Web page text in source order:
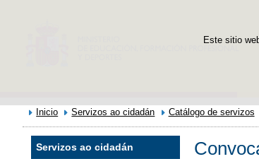
Este sitio
Inicio Servizos ao cidadán Catálogo de servizos
Servizos ao cidadán